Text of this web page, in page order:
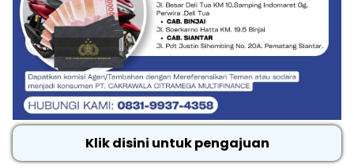
Klik disini untuk pengajuan